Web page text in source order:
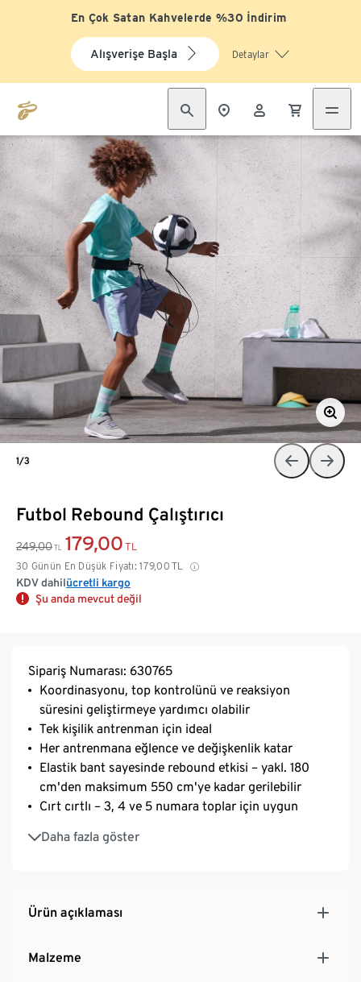
En Çok Satan Kahvelerde %30 İndirim
Alışverişe Başla Detaylar
Futbol Rebound Çalıştırıcı
249,00 TL 179,00 TL
30 Günün En Düşük Fiyatı: 179,00 TL
KDV dahilücretli kargo
Şu anda mevcut değil
1/3
Sipariş Numarası: 630765
Koordinasyonu, top kontrolünü ve reaksiyon
süresini geliştirmeye yardımcı olabilir
Tek kişilik antrenman için ideal
Her antrenmana eğlence ve değişkenlik katar
Elastik bant sayesinde rebound etkisi – yakl. 180
cm'den maksimum 550 cm'ye kadar gerilebilir
Cırt cırtlı – 3, 4 ve 5 numara toplar için uygun
Daha fazla göster
Uzunluğu ayarlanabilen, rahat neopren kalça
kemeri, yakl. 65–95 cm
Ürün açıklaması
Malzeme